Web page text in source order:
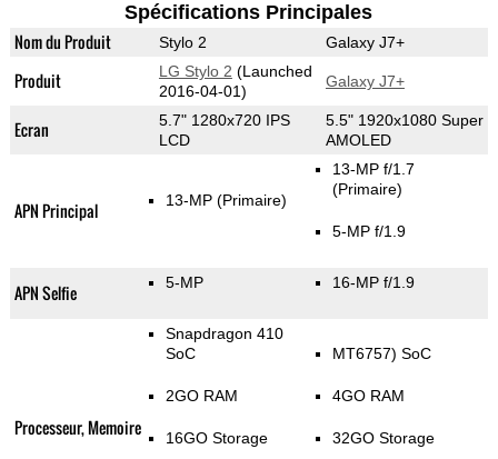
Spécifications Principales
Nom du Produit Stylo 2 Galaxy J7+
Produit LG Stylo 2 (Launched
2016-04-01)
Galaxy J7+
Ecran
5.7" 1280x720 IPS
LCD
5.5" 1920x1080 Super
AMOLED
APN Principal 13-MP (Primaire)
13-MP f/1.7
(Primaire)
5-MP f/1.9
APN Selfie 5-MP 16-MP f/1.9
Processeur, Memoire
Snapdragon 410
SoC
2GO RAM
16GO Storage
MT6757) SoC
4GO RAM
32GO Storage